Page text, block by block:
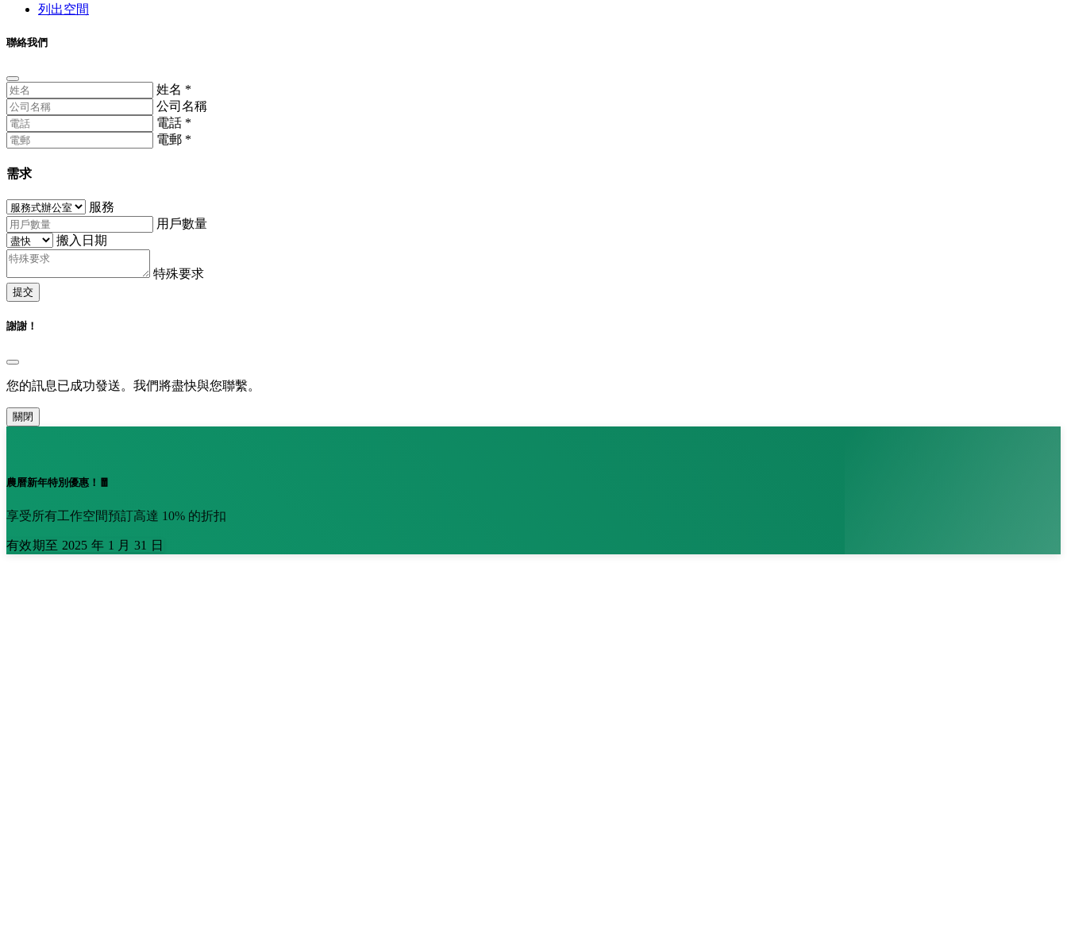
列出空間
聯絡我們
姓名 *
公司名稱
電話 *
電郵 *
需求
服務
用戶數量
搬入日期
特殊要求
提交
謝謝！
您的訊息已成功發送。我們將盡快與您聯繫。
關閉
農曆新年特別優惠！🧧
享受所有工作空間預訂高達 10% 的折扣
有效期至 2025 年 1 月 31 日